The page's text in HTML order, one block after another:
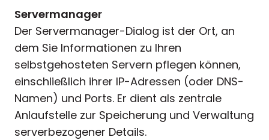
Servermanager
Der Servermanager-Dialog ist der Ort, an
dem Sie Informationen zu Ihren
selbstgehosteten Servern pflegen können,
einschließlich ihrer IP-Adressen (oder DNS-
Namen) und Ports. Er dient als zentrale
Anlaufstelle zur Speicherung und Verwaltung
serverbezogener Details.